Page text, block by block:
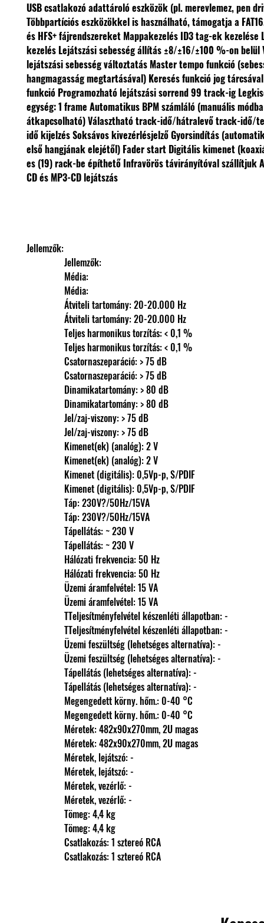
USB csatlakozó adattároló eszközök (pl. merevlemez, pen
Többpartíciós eszközökkel is használható, támogatja a FAT16,
és HFS+ fájrendszereket Mappakezelés ID3 tag-ek kezelése
kezelés Lejátszási sebesség állítás ±8/±16/±100 %-on belül
lejátszási sebesség változtatás Master tempo funkció
hangmagasság megtartásával) Keresés funkció jog
funkció Programozható lejátszási sorrend 99 track-ig
egység: 1 frame Automatikus BPM számláló (manuális
átkapcsolható)Választható track-idő/hátralevő track-idő/
idő kijelzésSoksávos kivezérlésjelzőGyorsindítás
első hangjának elejétől) Fader start Digitális kimenet
es (19) rack-be építhető Infravörös távirányítóval szállítjuk
CD és MP3-CD lejátszás
Jellemzők:
                Jellemzők:
                Média:
                Média:
                Átviteli tartomány: 20-20.000 Hz
                Átviteli tartomány: 20-20.000 Hz
                Teljes harmonikus torzítás: < 0,1 %
                Teljes harmonikus torzítás: < 0,1 %
                Csatornaszeparáció: > 75 dB
                Csatornaszeparáció: > 75 dB
                Dinamikatartomány: > 80 dB
                Dinamikatartomány: > 80 dB
                Jel/zaj-viszony: > 75 dB
                Jel/zaj-viszony: > 75 dB
                Kimenet(ek) (analóg): 2 V
                Kimenet(ek) (analóg): 2 V
                Kimenet (digitális): 0,5Vp-p, S/PDIF
                Kimenet (digitális): 0,5Vp-p, S/PDIF
                Táp: 230V?/50Hz/15VA
                Táp: 230V?/50Hz/15VA
                Tápellátás: ~ 230 V
                Tápellátás: ~ 230 V
                Hálózati frekvencia: 50 Hz
                Hálózati frekvencia: 50 Hz
                Üzemi áramfelvétel: 15 VA
                Üzemi áramfelvétel: 15 VA
                TTeljesítményfelvétel készenléti állapotban: -
                TTeljesítményfelvétel készenléti állapotban: -
                Üzemi feszültség (lehetséges alternatíva): -
                Üzemi feszültség (lehetséges alternatíva): -
                Tápellátás (lehetséges alternatíva): -
                Tápellátás (lehetséges alternatíva): -
                Megengedett körny. hőm.: 0-40 °C
                Megengedett körny. hőm.: 0-40 °C
                Méretek: 482x90x270mm, 2U magas
                Méretek: 482x90x270mm, 2U magas
                Méretek, lejátszó: -
                Méretek, lejátszó: -
                Méretek, vezérlő: -
                Méretek, vezérlő: -
                Tömeg: 4,4 kg
                Tömeg: 4,4 kg
                Csatlakozás: 1 sztereó RCA
                Csatlakozás: 1 sztereó RCA